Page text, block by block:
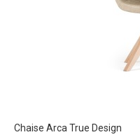
Chaise Arca True Design